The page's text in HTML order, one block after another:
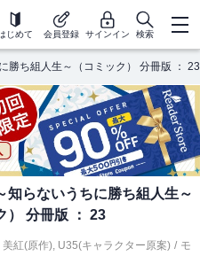
じめて 会員登録 サインイン 検索
勝ち組人生～（コミック） 分冊版 ： 23
知らないうちに勝ち組人生～
） 分冊版 ： 23
美紅(原作), U35(キャラクター原案) / モ